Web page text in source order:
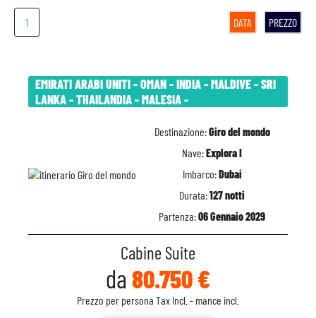
1 DATA PREZZO
EMIRATI ARABI UNITI - OMAN - INDIA - MALDIVE - SRI
LANKA - THAILANDIA - MALESIA -
Destinazione:Giro del mondo
Nave:Explora I
Imbarco:Dubai
Durata:127 notti
Partenza:06 Gennaio 2029
Cabine Suite
da 80.750 €
Prezzo per persona Tax Incl. - mance incl.